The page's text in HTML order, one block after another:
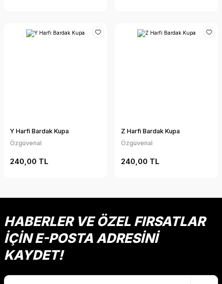
Y Harfi Bardak Kupa
Özgüvenal
240,00 TL
Z Harfi Bardak Kupa
Özgüvenal
240,00 TL
HABERLER VE ÖZEL FIRSATLAR
İÇİN E-POSTA ADRESİNİ
KAYDET!